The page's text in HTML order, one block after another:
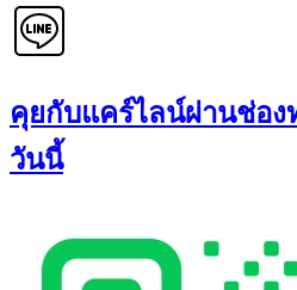
คุยกับแคร์ไลน์ผ่านช่อง
วันนี้